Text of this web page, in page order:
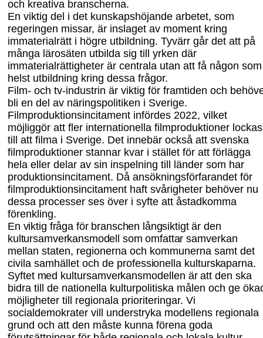
och kreativa branscherna.
En viktig del i det kunskapshöjande arbetet, som
regeringen missar, är inslaget av moment kring
immaterialrätt i högre utbildning. Tyvärr går det att på
många lärosäten utbilda sig till yrken där
immaterialrättigheter är centrala utan att få någon som
helst utbildning kring dessa frågor.
Film- och tv-industrin är viktig för framtiden och
bli en del av näringspolitiken i Sverige.
Filmproduktionsincitament infördes 2022, vilket
möjliggör att fler internationella filmproduktioner lockas
till att filma i Sverige. Det innebär också att svenska
filmproduktioner stannar kvar i stället för att förlägga
hela eller delar av sin inspelning till länder som har
produktionsincitament. Då ansökningsförfarandet för
filmproduktionsincitament haft svårigheter behöver nu
dessa processer ses över i syfte att åstadkomma
förenkling.
En viktig fråga för branschen långsiktigt är den
kultursamverkansmodell som omfattar samverkan
mellan staten, regionerna och kommunerna samt det
civila samhället och de professionella kulturskaparna.
Syftet med kultursamverkansmodellen är att den ska
bidratill de nationella kulturpolitiska målen och ge
möjligheter till regionala prioriteringar. Vi
socialdemokrater vill understryka modellens regionala
grund och att den måste kunna förena goda